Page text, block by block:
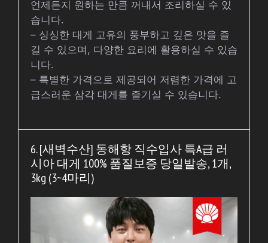
언제든지 원하는 만큼 꺼내서 조리하실 수 있
습니다.
– 싱싱한 대게 고유의 풍부하고 깊은 맛을 즐
길 수 있으며, 다양한 요리에 활용하실 수 있습
니다.
– 특별한 가격으로 제공되어 저렴한 가격에 고
급스러운 삼각 대게를 즐기실 수 있습니다.
6. [새벽수산] 동해항 직수입사 특A급 러
시아 대게 100% 품질보증 당일발송, 1개,
3kg (3~4마리)